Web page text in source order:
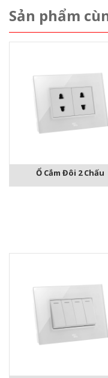
Sản phẩm
Ổ Cắm Đôi 2 Chấu